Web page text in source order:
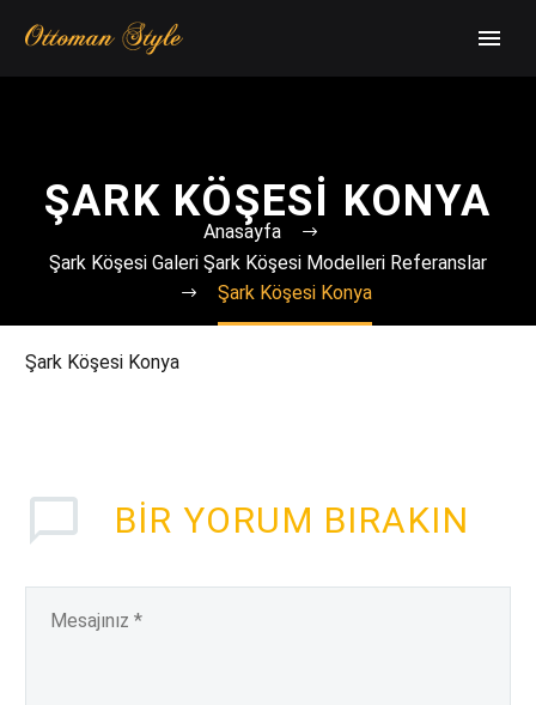
ŞARK KÖŞESI KONYA
Anasayfa
Şark Köşesi Galeri Şark Köşesi Modelleri Referanslar
Şark Köşesi Konya
Şark Köşesi Konya
BIR YORUM BIRAKIN